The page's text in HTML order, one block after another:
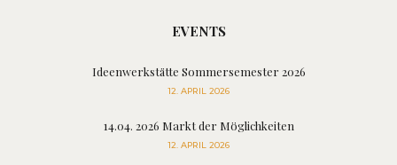
EVENTS
Ideenwerkstätte Sommersemester 2026
12. APRIL 2026
14.04. 2026 Markt der Möglichkeiten
12. APRIL 2026